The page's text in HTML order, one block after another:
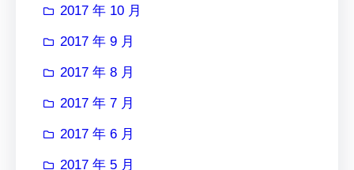
2017 年 10 月
2017 年 9 月
2017 年 8 月
2017 年 7 月
2017 年 6 月
2017 年 5 月